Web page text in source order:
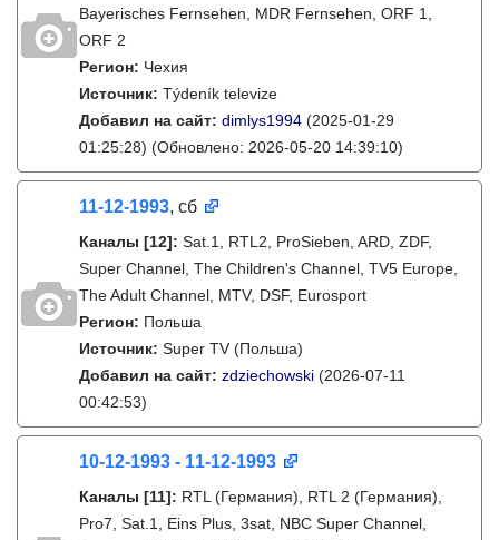
Bayerisches Fernsehen, MDR Fernsehen, ORF 1,
ORF 2
Регион: Чехия
Источник: Týdeník televize
Добавил на сайт: dimlys1994 (2025-01-29
01:25:28) (Обновлено: 2026-05-20 14:39:10)
11-12-1993, сб
Каналы [12]: Sat.1, RTL2, ProSieben, ARD, ZDF,
Super Channel, The Children's Channel, TV5 Europe,
The Adult Channel, MTV, DSF, Eurosport
Регион: Польша
Источник: Super TV (Польша)
Добавил на сайт: zdziechowski (2026-07-11
00:42:53)
10-12-1993 - 11-12-1993
Каналы [11]: RTL (Германия), RTL 2 (Германия),
Pro7, Sat.1, Eins Plus, 3sat, NBC Super Channel,